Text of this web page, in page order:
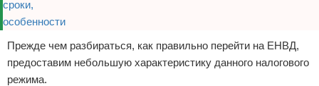
Прежде чем разбираться, как правильно перейти на ЕНВД,
предоставим небольшую характеристику данного налогового
режима.